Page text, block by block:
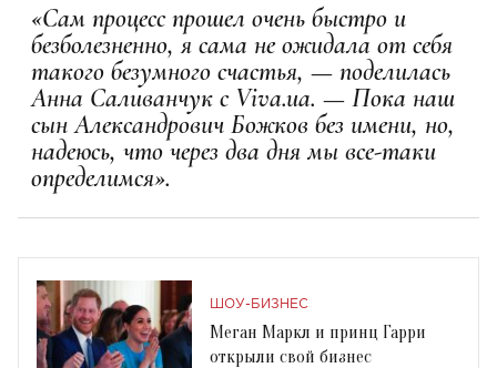
«Сам процесс прошел очень быстро и
безболезненно, я сама не ожидала от себя
такого безумного счастья, — поделилась
Анна Саливанчук с Viva.ua. — Пока наш
сын Александрович Божков без имени, но,
надеюсь, что через два дня мы все-таки
определимся».
ШОУ-БИЗНЕС
Меган Маркл и принц Гарри
открыли свой бизнес